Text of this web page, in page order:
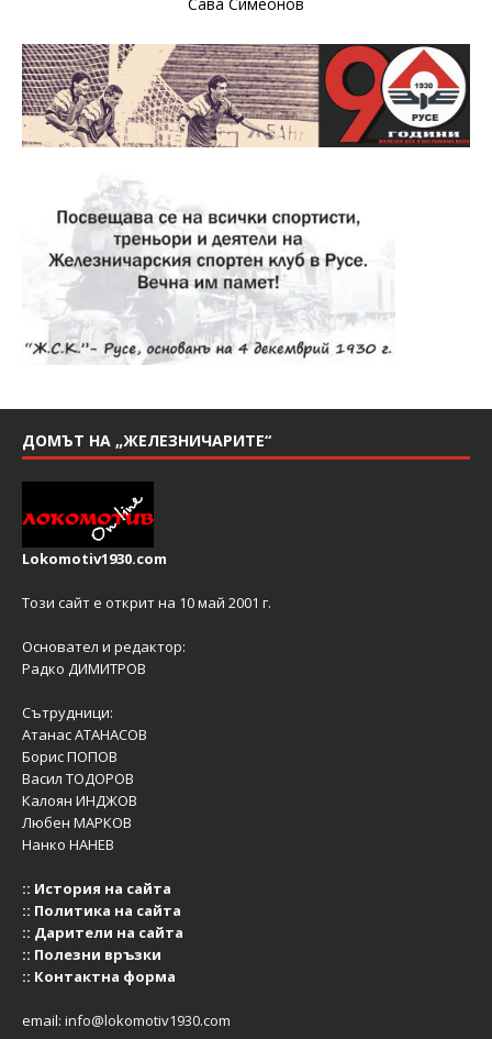
ДОМЪТ НА „ЖЕЛЕЗНИЧАРИТЕ“
Lokomotiv1930.com
Този сайт е открит на 10 май 2001 г.
Основател и редактор:
Радко ДИМИТРОВ
Сътрудници:
Атанас АТАНАСОВ
Борис ПОПОВ
Васил ТОДОРОВ
Калоян ИНДЖОВ
Любен МАРКОВ
Нанко НАНЕВ
:: История на сайта
:: Политика на сайта
:: Дарители на сайта
:: Полезни връзки
:: Контактна форма
email: info@lokomotiv1930.com